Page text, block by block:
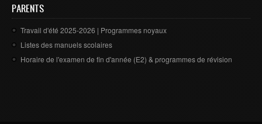
PARENTS
Travail d'été 2025-2026 | Programmes noyaux
Listes des manuels scolaires
Horaire de l'examen de fin d'année (E2) & programmes de révision